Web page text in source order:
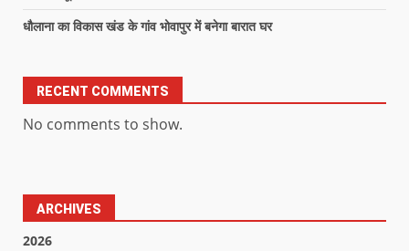
धौलाना का विकास खंड के गांव भोवापुर में बनेगा बारात घर
RECENT COMMENTS
No comments to show.
ARCHIVES
2026